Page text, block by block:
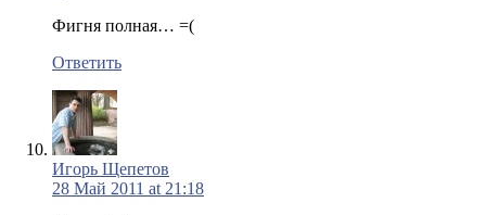
Фигня полная… =(
Ответить
Игорь Щепетов
28 Май 2011 at 21:18